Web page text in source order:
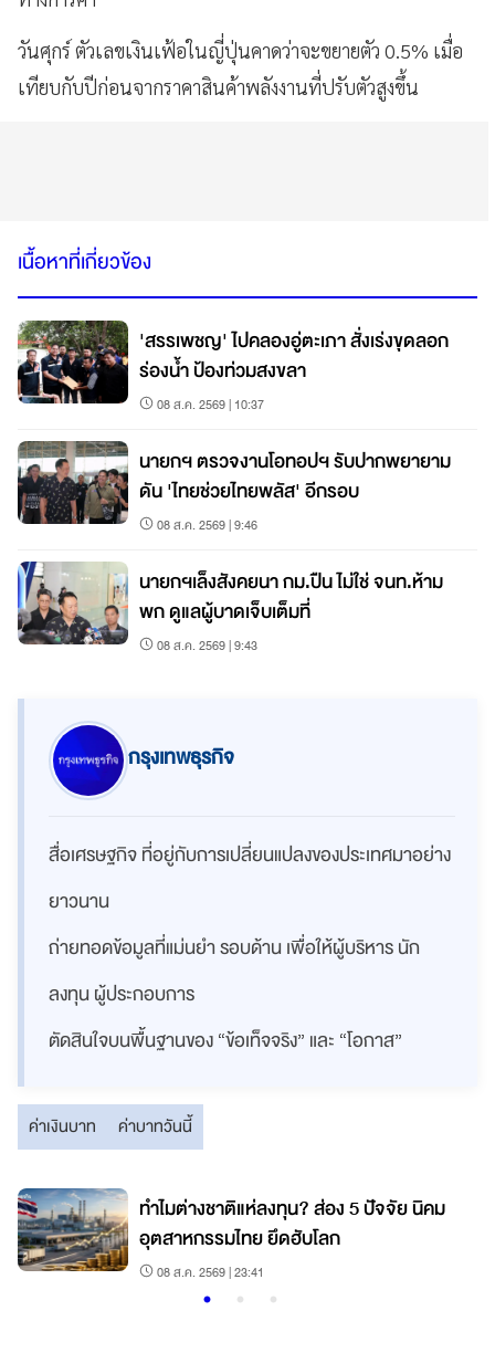
วันศุกร์ ตัวเลขเงินเฟ้อในญี่ปุ่นคาดว่าจะขยายตัว 0.5% เมื่อ
เทียบกับปีก่อนจากราคาสินค้าพลังงานที่ปรับตัวสูงขึ้น
เนื้อหาที่เกี่ยวข้อง
'สรรเพชญ' ไปคลองอู่ตะเภา สั่งเร่งขุดลอก
ร่องน้ำ ป้องท่วมสงขลา
08 ส.ค. 2569 | 10:37
นายกฯ ตรวจงานโอทอปฯ รับปากพยายาม
ดัน 'ไทยช่วยไทยพลัส' อีกรอบ
08 ส.ค. 2569 | 9:46
นายกฯเล็งสังคยนา กม.ปืน ไม่ใช่ จนท.ห้าม
พก ดูแลผู้บาดเจ็บเต็มที่
08 ส.ค. 2569 | 9:43
กรุงเทพธุรกิจ
สื่อเศรษฐกิจ ที่อยู่กับการเปลี่ยนแปลงของประเทศมาอย่าง
ยาวนาน
ถ่ายทอดข้อมูลที่แม่นยำ รอบด้าน เพื่อให้ผู้บริหาร นัก
ลงทุน ผู้ประกอบการ
ตัดสินใจบนพื้นฐานของ “ข้อเท็จจริง” และ “โอกาส”
ค่าเงินบาท ค่าบาทวันนี้
ทำไมต่างชาติแห่ลงทุน? ส่อง 5 ปัจจัย นิคม
อุตสาหกรรมไทย ยึดฮับโลก
08 ส.ค. 2569 | 23:41